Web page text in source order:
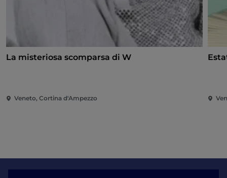
La misteriosa scomparsa di W
Veneto, Cortina d'Ampezzo